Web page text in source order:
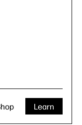
Learn